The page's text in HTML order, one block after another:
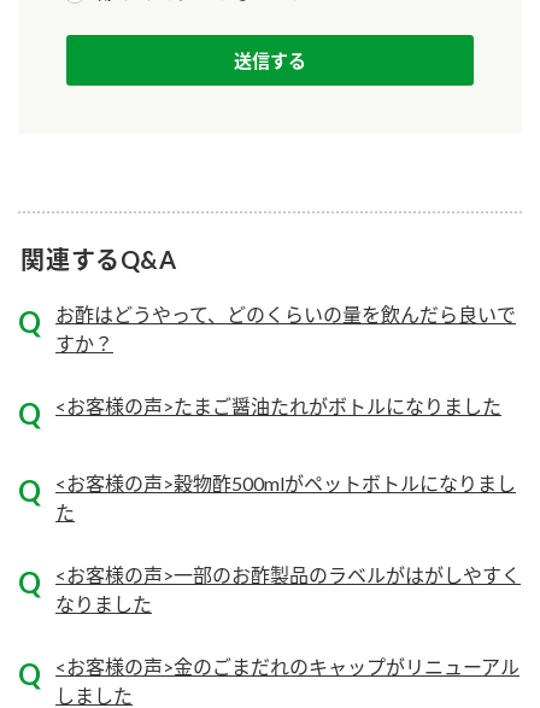
スペシャルサイト
すしラボ
納豆の豆知識
ミツカンのCM
人気商品 ＋ おすすめレシピ
ZENB initiative
各部門が大切にしていること
おいしさと健康への取り組み
キッザニア東京「ぽん酢工房」
お客様相談センター
よくあるご質問
お問い合わせ
ミツカン公式通販
業務用サイト
関連するQ&A
お酢はどうやって、どのくらいの量を飲んだら良いで
すか？
<お客様の声>たまご醤油たれがボトルになりました
<お客様の声>穀物酢500mlがペットボトルになりまし
た
<お客様の声>一部のお酢製品のラベルがはがしやすく
なりました
<お客様の声>金のごまだれのキャップがリニューアル
しました